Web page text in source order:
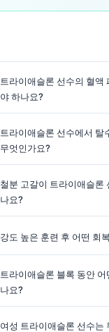
트라이애슬론 선수의 혈액
야 하나요?
트라이애슬론 선수에서 탈
무엇인가요?
철분 고갈이 트라이애슬론
나요?
강도 높은 훈련 후 어떤 회
트라이애슬론 블록 동안
나요?
여성 트라이애슬론 선수는